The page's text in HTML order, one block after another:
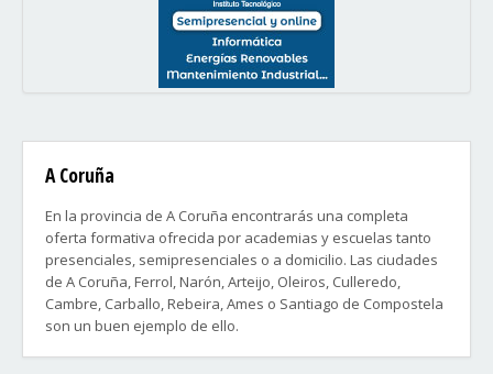
A Coruña
En la provincia de A Coruña encontrarás una completa
oferta formativa ofrecida por academias y escuelas tanto
presenciales, semipresenciales o a domicilio. Las ciudades
de A Coruña, Ferrol, Narón, Arteijo, Oleiros, Culleredo,
Cambre, Carballo, Rebeira, Ames o Santiago de Compostela
son un buen ejemplo de ello.